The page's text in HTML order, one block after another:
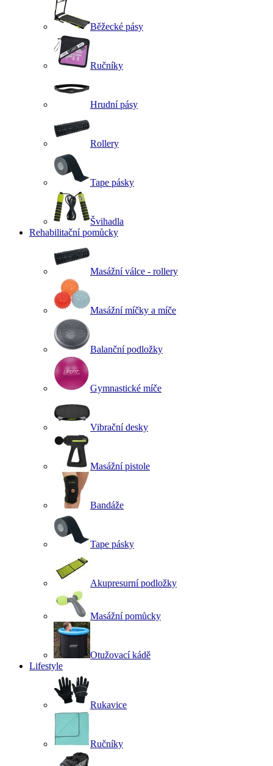
Běžecké pásy
Ručníky
Hrudní pásy
Rollery
Tape pásky
Švihadla
Rehabilitační pomůcky
Masážní válce - rollery
Masážní míčky a míče
Balanční podložky
Gymnastické míče
Vibrační desky
Masážní pistole
Bandáže
Tape pásky
Akupresurní podložky
Masážní pomůcky
Otužovací kádě
Lifestyle
Rukavice
Ručníky